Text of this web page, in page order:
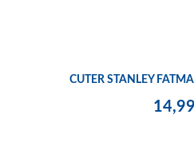
CUTER STANLEY